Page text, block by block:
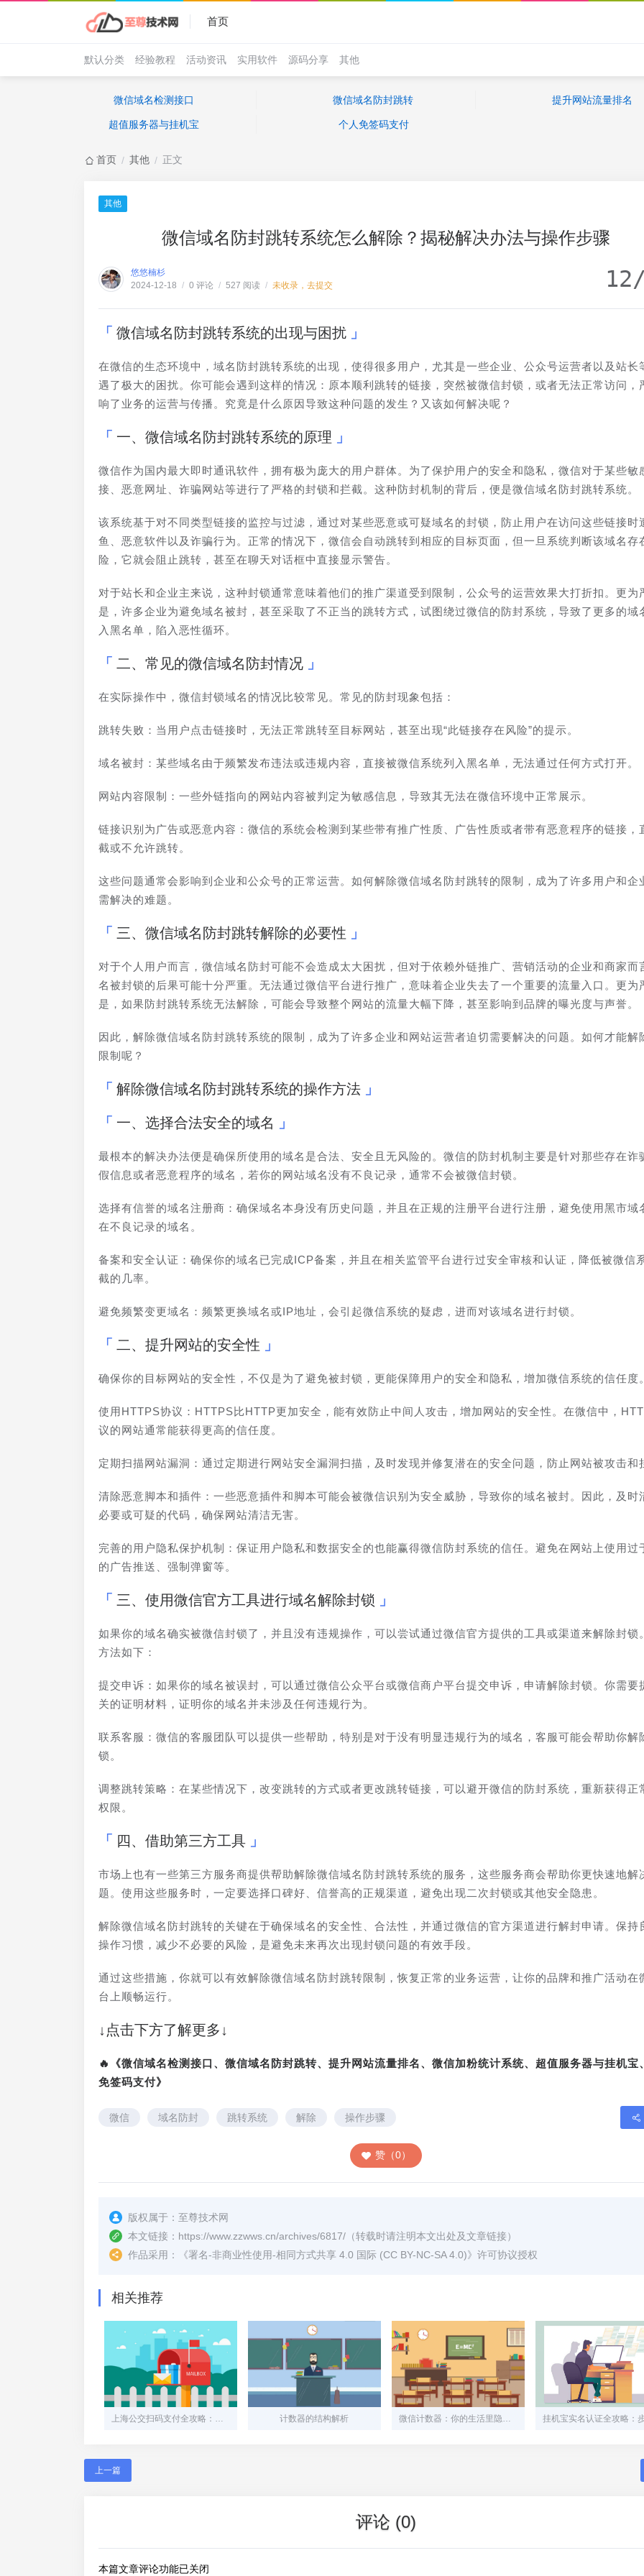
首页
默认分类 经验教程 活动资讯 实用软件 源码分享 其他
微信域名检测接口 微信域名防封跳转 提升网站流量排名
超值服务器与挂机宝 个人免签码支付
首页 / 其他 / 正文
其他
微信域名防封跳转系统怎么解除？揭秘解决办法与操作步骤
悠悠楠杉
2024-12-18 / 0 评论 / 527 阅读 / 未收录，去提交
微信域名防封跳转系统的出现与困扰
在微信的生态环境中，域名防封跳转系统的出现，使得很多用户，尤其是一些企业、公众号运营者以及站长
遇了极大的困扰。你可能会遇到这样的情况：原本顺利跳转的链接，突然被微信封锁，或者无法正常访问，
响了业务的运营与传播。究竟是什么原因导致这种问题的发生？又该如何解决呢？
一、微信域名防封跳转系统的原理
微信作为国内最大即时通讯软件，拥有极为庞大的用户群体。为了保护用户的安全和隐私，微信对于某些敏
接、恶意网址、诈骗网站等进行了严格的封锁和拦截。这种防封机制的背后，便是微信域名防封跳转系统。
该系统基于对不同类型链接的监控与过滤，通过对某些恶意或可疑域名的封锁，防止用户在访问这些链接时
鱼、恶意软件以及诈骗行为。正常的情况下，微信会自动跳转到相应的目标页面，但一旦系统判断该域名存
险，它就会阻止跳转，甚至在聊天对话框中直接显示警告。
对于站长和企业主来说，这种封锁通常意味着他们的推广渠道受到限制，公众号的运营效果大打折扣。更为
是，许多企业为避免域名被封，甚至采取了不正当的跳转方式，试图绕过微信的防封系统，导致了更多的域
入黑名单，陷入恶性循环。
二、常见的微信域名防封情况
在实际操作中，微信封锁域名的情况比较常见。常见的防封现象包括：
跳转失败：当用户点击链接时，无法正常跳转至目标网站，甚至出现“此链接存在风险”的提示。
域名被封：某些域名由于频繁发布违法或违规内容，直接被微信系统列入黑名单，无法通过任何方式打开。
网站内容限制：一些外链指向的网站内容被判定为敏感信息，导致其无法在微信环境中正常展示。
链接识别为广告或恶意内容：微信的系统会检测到某些带有推广性质、广告性质或者带有恶意程序的链接，
截或不允许跳转。
这些问题通常会影响到企业和公众号的正常运营。如何解除微信域名防封跳转的限制，成为了许多用户和企
需解决的难题。
三、微信域名防封跳转解除的必要性
对于个人用户而言，微信域名防封可能不会造成太大困扰，但对于依赖外链推广、营销活动的企业和商家而
名被封锁的后果可能十分严重。无法通过微信平台进行推广，意味着企业失去了一个重要的流量入口。更为
是，如果防封跳转系统无法解除，可能会导致整个网站的流量大幅下降，甚至影响到品牌的曝光度与声誉。
因此，解除微信域名防封跳转系统的限制，成为了许多企业和网站运营者迫切需要解决的问题。如何才能解
限制呢？
解除微信域名防封跳转系统的操作方法
一、选择合法安全的域名
最根本的解决办法便是确保所使用的域名是合法、安全且无风险的。微信的防封机制主要是针对那些存在诈
假信息或者恶意程序的域名，若你的网站域名没有不良记录，通常不会被微信封锁。
选择有信誉的域名注册商：确保域名本身没有历史问题，并且在正规的注册平台进行注册，避免使用黑市域
在不良记录的域名。
备案和安全认证：确保你的域名已完成ICP备案，并且在相关监管平台进行过安全审核和认证，降低被微信
截的几率。
避免频繁变更域名：频繁更换域名或IP地址，会引起微信系统的疑虑，进而对该域名进行封锁。
二、提升网站的安全性
确保你的目标网站的安全性，不仅是为了避免被封锁，更能保障用户的安全和隐私，增加微信系统的信任度。
使用HTTPS协议：HTTPS比HTTP更加安全，能有效防止中间人攻击，增加网站的安全性。在微信中，
议的网站通常能获得更高的信任度。
定期扫描网站漏洞：通过定期进行网站安全漏洞扫描，及时发现并修复潜在的安全问题，防止网站被攻击和
清除恶意脚本和插件：一些恶意插件和脚本可能会被微信识别为安全威胁，导致你的域名被封。因此，及时
必要或可疑的代码，确保网站清洁无害。
完善的用户隐私保护机制：保证用户隐私和数据安全的也能赢得微信防封系统的信任。避免在网站上使用过
的广告推送、强制弹窗等。
三、使用微信官方工具进行域名解除封锁
如果你的域名确实被微信封锁了，并且没有违规操作，可以尝试通过微信官方提供的工具或渠道来解除封锁
方法如下：
提交申诉：如果你的域名被误封，可以通过微信公众平台或微信商户平台提交申诉，申请解除封锁。你需要
关的证明材料，证明你的域名并未涉及任何违规行为。
联系客服：微信的客服团队可以提供一些帮助，特别是对于没有明显违规行为的域名，客服可能会帮助你解
锁。
调整跳转策略：在某些情况下，改变跳转的方式或者更改跳转链接，可以避开微信的防封系统，重新获得正
权限。
四、借助第三方工具
市场上也有一些第三方服务商提供帮助解除微信域名防封跳转系统的服务，这些服务商会帮助你更快速地解
题。使用这些服务时，一定要选择口碑好、信誉高的正规渠道，避免出现二次封锁或其他安全隐患。
解除微信域名防封跳转的关键在于确保域名的安全性、合法性，并通过微信的官方渠道进行解封申请。保持
操作习惯，减少不必要的风险，是避免未来再次出现封锁问题的有效手段。
通过这些措施，你就可以有效解除微信域名防封跳转限制，恢复正常的业务运营，让你的品牌和推广活动在
台上顺畅运行。
↓点击下方了解更多↓
🔥《微信域名检测接口、微信域名防封跳转、提升网站流量排名、微信加粉统计系统、超值服务器与挂机宝
免签码支付》
微信 域名防封 跳转系统 解除 操作步骤
赞（0）
版权属于： 至尊技术网
本文链接： https://www.zzwws.cn/archives/6817/ （转载时请注明本文出处及文章链接）
作品采用：
《署名-非商业性使用-相同方式共享 4.0 国际 (CC BY-NC-SA 4.0)》许可协议授权
相关推荐
上海公交扫码支付全攻略：一部手机畅行魔都 计数器的结构解析 微信计数器：你的生活里隐藏的智能工具
上一篇
评论 (0)
本篇文章评论功能已关闭